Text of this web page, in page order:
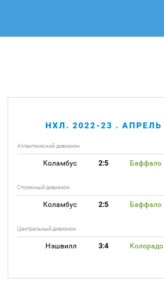
НХЛ. 2022-23 . АПРЕЛЬ
Атлантический дивизион
Коламбус 2:5 Баффало
Столичный дивизион
Коламбус 2:5 Баффало
Центральный дивизион
Нэшвилл 3:4 Колорадо